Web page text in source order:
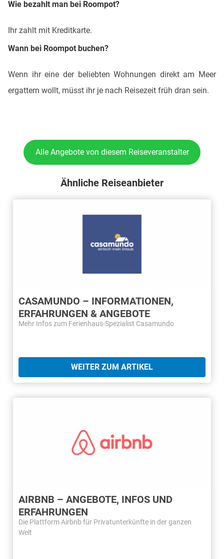
Wie bezahlt man bei Roompot?
Ihr zahlt mit Kreditkarte.
Wann bei Roompot buchen?
Wenn ihr eine der beliebten Wohnungen direkt am Meer
ergattern wollt, müsst ihr je nach Reisezeit früh dran sein.
Alle Angebote von diesem Reiseveranstalter
Ähnliche Reiseanbieter
CASAMUNDO – INFORMATIONEN,
ERFAHRUNGEN & ANGEBOTE
Mehr Infos zum Ferienhaus-Spezialist Casamundo
WEITER ZUM ARTIKEL
AIRBNB – ANGEBOTE, INFOS UND
ERFAHRUNGEN
Die Plattform Airbnb für Privatunterkünfte in der ganzen
Welt